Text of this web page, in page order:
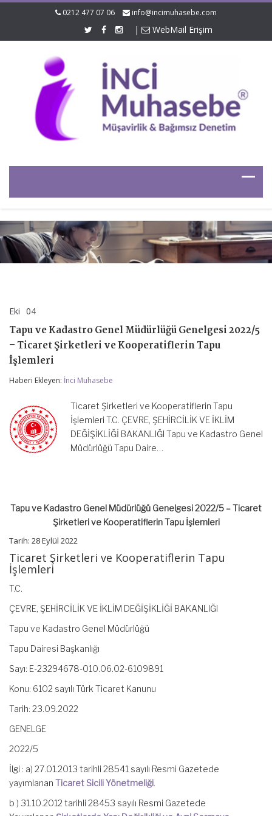
0212 477 07 06 info@incimuhasebe.com
| WebMail Erişim
Eki 04
Kadastro
Genel
Müdürlüğü
Genelgesi
–
Şirketleri
ve
Kooperatiflerin
Tapu
İşlemleri
Tapu ve Kadastro Genel Müdürlüğü Genelgesi 2022/5
– Ticaret Şirketleri ve Kooperatiflerin Tapu
İşlemleri
Haberi Ekleyen: İnci Muhasebe
Ticaret Şirketleri ve Kooperatiflerin Tapu
İşlemleri T.C. ÇEVRE, ŞEHİRCİLİK VE İKLİM
DEĞİŞİKLİĞİ BAKANLIĞI Tapu ve Kadastro Genel
Müdürlüğü Tapu Daire…
Tapu ve Kadastro Genel Müdürlüğü Genelgesi 2022/5 – Ticaret
Şirketleri ve Kooperatiflerin Tapu İşlemleri
Tarih: 28 Eylül 2022
Ticaret Şirketleri ve Kooperatiflerin Tapu
İşlemleri
T.C.
ÇEVRE, ŞEHİRCİLİK VE İKLİM DEĞİŞİKLİĞİ BAKANLIĞI
Tapu ve Kadastro Genel Müdürlüğü
Tapu Dairesi Başkanlığı
Sayı: E-23294678-010.06.02-6109891
Konu: 6102 sayılı Türk Ticaret Kanunu
Tarih: 23.09.2022
GENELGE
2022/5
İlgi : a) 27.01.2013 tarihli 28541 sayılı Resmi Gazetede
yayımlanan Ticaret Sicili Yönetmeliği.
b ) 31.10.2012 tarihli 28453 sayılı Resmi Gazetede